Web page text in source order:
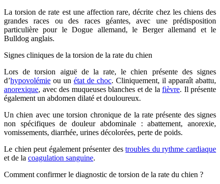
La torsion de rate est une affection rare, décrite chez les chiens des
grandes races ou des races géantes, avec une prédisposition
particulière pour le Dogue allemand, le Berger allemand et le
Bulldog anglais.
Signes cliniques de la torsion de la rate du chien
Lors de torsion aiguë de la rate, le chien présente des signes
d’hypovolémie ou un état de choc. Cliniquement, il apparaît abattu,
anorexique, avec des muqueuses blanches et de la fièvre. Il présente
également un abdomen dilaté et douloureux.
Un chien avec une torsion chronique de la rate présente des signes
non spécifiques de douleur abdominale : abattement, anorexie,
vomissements, diarrhée, urines décolorées, perte de poids.
Le chien peut également présenter destroubles du rythme cardiaque
et de la coagulation sanguine.
Comment confirmer le diagnostic de torsion de la rate du chien ?